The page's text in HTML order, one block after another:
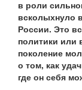
в роли
всколыхнуло
России. Это
политики или
поколение
о том, как
где он себя